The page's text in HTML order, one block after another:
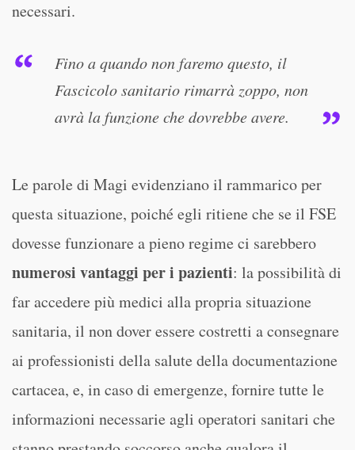
necessari.
Fino a quando non faremo questo, il
Fascicolo sanitario rimarrà zoppo, non
avrà la funzione che dovrebbe avere.
Le parole di Magi evidenziano il rammarico per
questa situazione, poiché egli ritiene che se il FSE
dovesse funzionare a pieno regime ci sarebbero
numerosi vantaggi per i pazienti: la possibilità di
far accedere più medici alla propria situazione
sanitaria, il non dover essere costretti a consegnare
ai professionisti della salute della documentazione
cartacea, e, in caso di emergenze, fornire tutte le
informazioni necessarie agli operatori sanitari che